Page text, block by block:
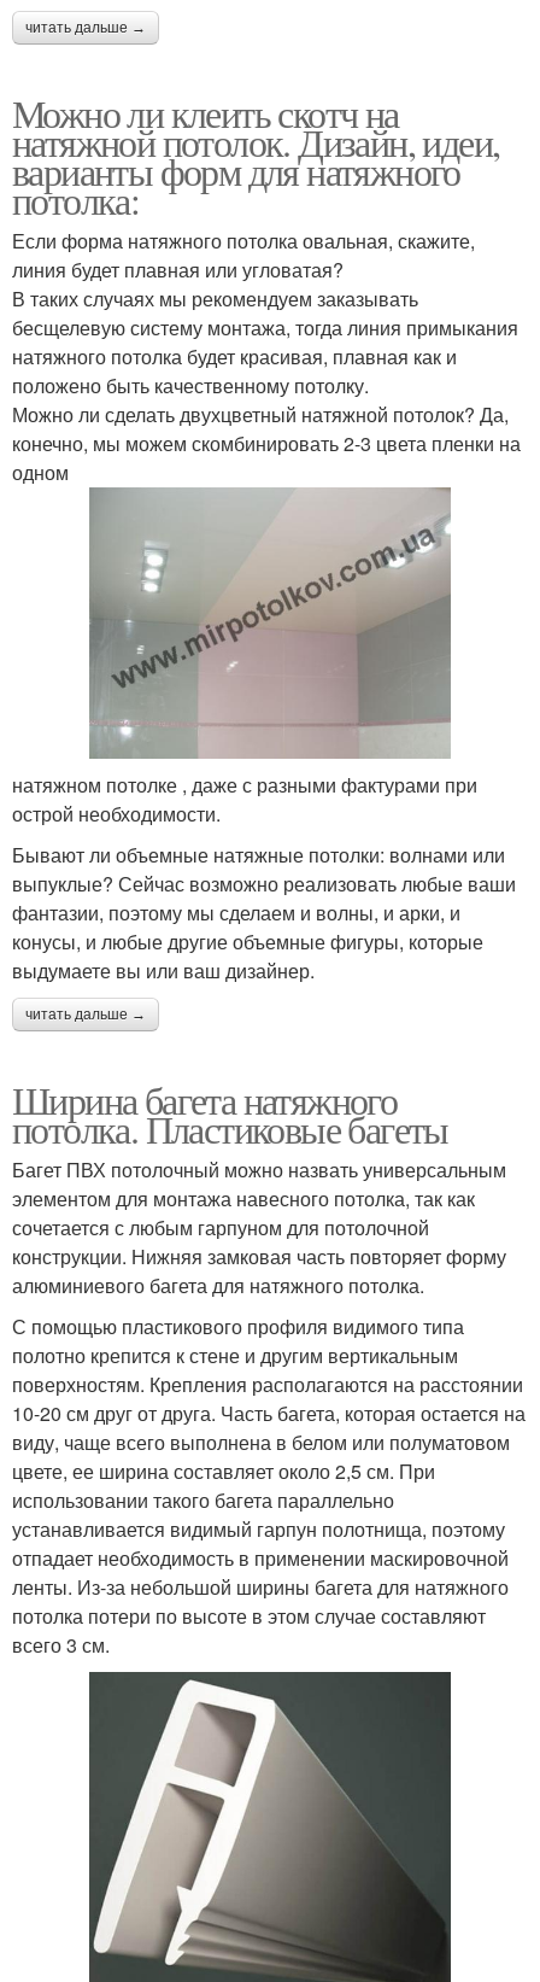
читать дальше →
Можно ли клеить скотч на
натяжной потолок. Дизайн, идеи,
варианты форм для натяжного
потолка:
Если форма натяжного потолка овальная, скажите,
линия будет плавная или угловатая?
В таких случаях мы рекомендуем заказывать
бесщелевую систему монтажа, тогда линия примыкания
натяжного потолка будет красивая, плавная как и
положено быть качественному потолку.
Можно ли сделать двухцветный натяжной потолок? Да,
конечно, мы можем скомбинировать 2-3 цвета пленки на
одном
натяжном потолке , даже с разными фактурами при
острой необходимости.
Бывают ли объемные натяжные потолки: волнами или
выпуклые? Сейчас возможно реализовать любые ваши
фантазии, поэтому мы сделаем и волны, и арки, и
конусы, и любые другие объемные фигуры, которые
выдумаете вы или ваш дизайнер.
читать дальше →
Ширина багета натяжного
потолка. Пластиковые багеты
Багет ПВХ потолочный можно назвать универсальным
элементом для монтажа навесного потолка, так как
сочетается с любым гарпуном для потолочной
конструкции. Нижняя замковая часть повторяет форму
алюминиевого багета для натяжного потолка.
С помощью пластикового профиля видимого типа
полотно крепится к стене и другим вертикальным
поверхностям. Крепления располагаются на расстоянии
10-20 см друг от друга. Часть багета, которая остается на
виду, чаще всего выполнена в белом или полуматовом
цвете, ее ширина составляет около 2,5 см. При
использовании такого багета параллельно
устанавливается видимый гарпун полотнища, поэтому
отпадает необходимость в применении маскировочной
ленты. Из-за небольшой ширины багета для натяжного
потолка потери по высоте в этом случае составляют
всего 3 см.